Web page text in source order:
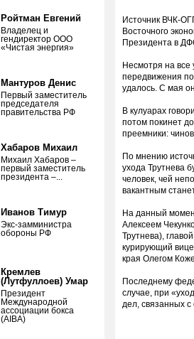
Ройтман Евгений
Владелец и
гендиректор ООО
«Чистая энергия»
Мантуров Денис
Первый заместитель
председателя
правительства РФ
Хабаров Михаил
Михаил Хабаров –
первый заместитель
президента –...
Иванов Тимур
Экс-замминистра
обороны РФ
Кремлев
(Лутфуллоев) Умар
Президент
Международной
ассоциации бокса
(AIBA)
Источник ВЧК-
Восточного
Президента в
Несмотря на все
передвижения
удалось. С мая
В кулуарах
потом покинет
преемники:
По мнению
ухода Трутнева
человек, чей
вакантным
На данный
Алексеем
Трутнева),
курирующий
края Олегом
Последнему
случае, при
дел, связанных с